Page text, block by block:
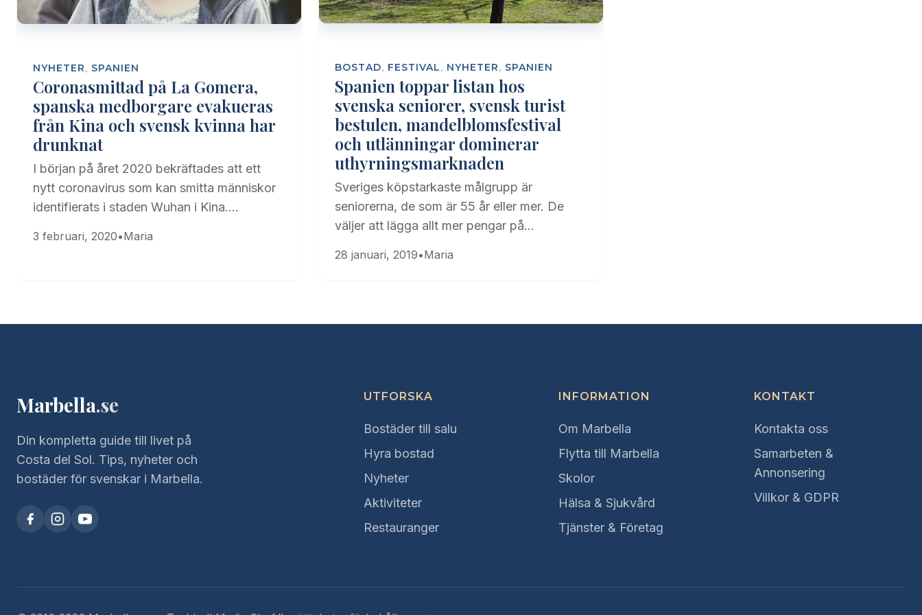
NYHETER, SPANIEN
Coronasmittad på La Gomera,
spanska medborgare evakueras
från Kina och svensk kvinna har
drunknat
I början på året 2020 bekräftades att ett
nytt coronavirus som kan smitta människor
identifierats i staden Wuhan i Kina.…
3 februari, 2020•Maria
BOSTAD, FESTIVAL, NYHETER, SPANIEN
Spanien toppar listan hos
svenska seniorer, svensk turist
bestulen, mandelblomsfestival
och utlänningar dominerar
uthyrningsmarknaden
Sveriges köpstarkaste målgrupp är
seniorerna, de som är 55 år eller mer. De
väljer att lägga allt mer pengar på…
28 januari, 2019•Maria
Marbella.se
Din kompletta guide till livet på
Costa del Sol. Tips, nyheter och
bostäder för svenskar i Marbella.
UTFORSKA
Bostäder till salu
Hyra bostad
Nyheter
Aktiviteter
Restauranger
INFORMATION
Om Marbella
Flytta till Marbella
Skolor
Hälsa & Sjukvård
Tjänster & Företag
KONTAKT
Kontakta oss
Samarbeten &
Annonsering
Villkor & GDPR